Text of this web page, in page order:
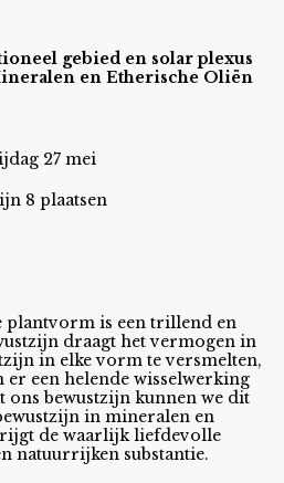
gebied en solar plexus
en Etherische Oliën
27 mei
8 plaatsen
plantvorm is een trillend en
draagt het vermogen in
in elke vorm te versmelten,
er een helende wisselwerking
ons bewustzijn kunnen we dit
in mineralen en
de waarlijk liefdevolle
natuurrijken substantie.